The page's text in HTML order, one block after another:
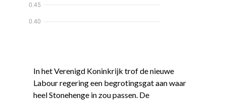
In het Verenigd Koninkrijk trof de nieuwe
Labour regering een begrotingsgat aan waar
heel Stonehenge in zou passen. De